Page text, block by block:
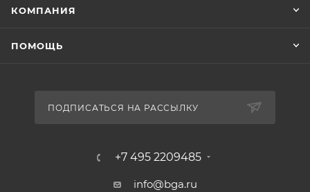
КОМПАНИЯ
ПОМОЩЬ
ПОДПИСАТЬСЯ НА РАССЫЛКУ
+7 495 2209485
info@bga.ru